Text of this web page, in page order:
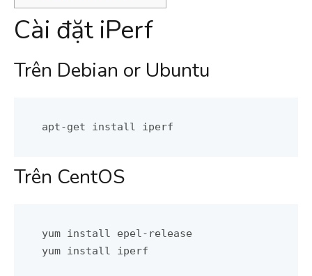
Cài đặt iPerf
Trên Debian or Ubuntu
apt-get install iperf
Trên CentOS
yum install epel-release
yum install iperf